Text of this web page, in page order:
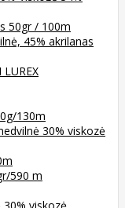
50gr / 100m
45% akrilanas
130m
30% viskozė
590 m
viskozė